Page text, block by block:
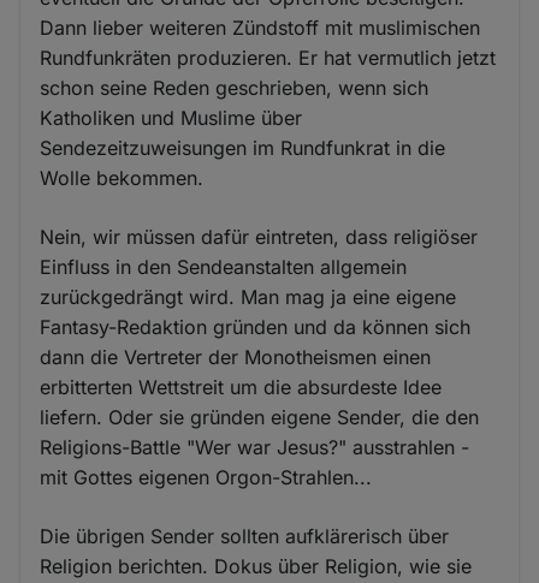
Dann lieber weiteren Zündstoff mit muslimischen
Rundfunkräten produzieren. Er hat vermutlich jetzt
schon seine Reden geschrieben, wenn sich
Katholiken und Muslime über
Sendezeitzuweisungen im Rundfunkrat in die
Wolle bekommen.
Nein, wir müssen dafür eintreten, dass religiöser
Einfluss in den Sendeanstalten allgemein
zurückgedrängt wird. Man mag ja eine eigene
Fantasy-Redaktion gründen und da können sich
dann die Vertreter der Monotheismen einen
erbitterten Wettstreit um die absurdeste Idee
liefern. Oder sie gründen eigene Sender, die den
Religions-Battle "Wer war Jesus?" ausstrahlen -
mit Gottes eigenen Orgon-Strahlen...
Die übrigen Sender sollten aufklärerisch über
Religion berichten. Dokus über Religion, wie sie